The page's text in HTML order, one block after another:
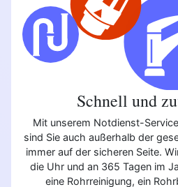
Schnell und
Mit unserem Notdienst-
sind Sie auch außerhalb der
immer auf der sicheren Seite.
die Uhr und an 365 Tagen im
eine Rohrreinigung, ein